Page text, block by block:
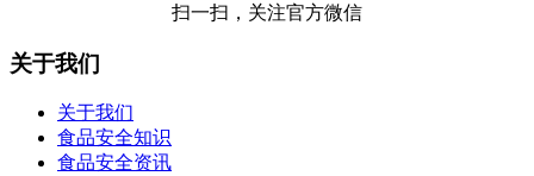
扫一扫，关注官方微信
关于我们
关于我们
食品安全知识
食品安全资讯